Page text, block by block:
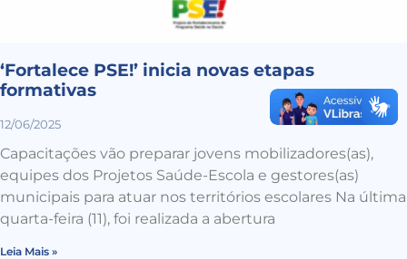
‘Fortalece PSE!’ inicia novas etapas
formativas
12/06/2025
Capacitações vão preparar jovens mobilizadores(as),
equipes dos Projetos Saúde-Escola e gestores(as)
municipais para atuar nos territórios escolares Na última
quarta-feira (11), foi realizada a abertura
Leia Mais »